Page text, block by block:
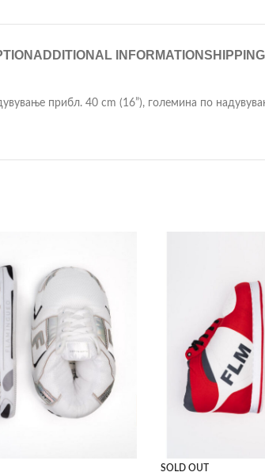
ADDITIONAL INFORMATION
прибл. 40 cm (16”), големина по
SOLD OUT